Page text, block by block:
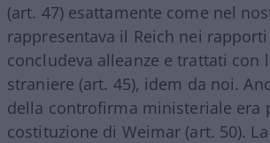
(art. 47) esattamente come nel
rappresentava il Reich nei
concludeva alleanze e trattati con
straniere (art. 45), idem da noi.
della controfirma ministeriale era
costituzione di Weimar (art. 50).